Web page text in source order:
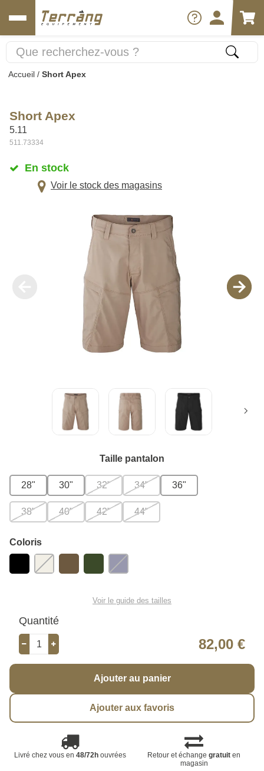
Accueil / Short Apex
Short Apex
5.11
511.73334
En stock
Voir le stock des magasins
Taille pantalon
28" 30" 32" 34" 36"
38" 40" 42" 44"
Coloris
Voir le guide des tailles
Quantité
82,00 €
Ajouter au panier
Ajouter aux favoris
Livré chez vous en 48/72houvrées Retour et échangegratuit en
magasin